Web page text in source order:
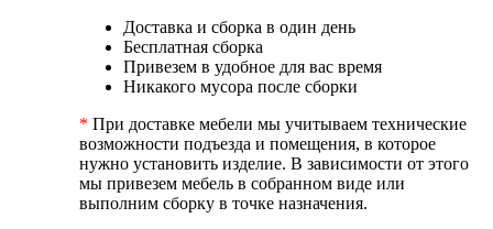
Доставка и сборка в один день
Бесплатная сборка
Привезем в удобное для вас время
Никакого мусора после сборки
* При доставке мебели мы учитываем технические
возможности подъезда и помещения, в которое
нужно установить изделие. В зависимости от этого
мы привезем мебель в собранном виде или
выполним сборку в точке назначения.